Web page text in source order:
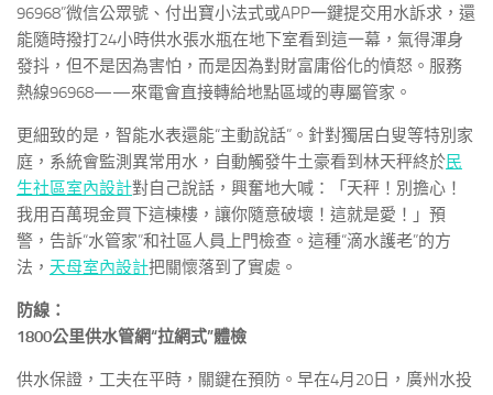
96968”微信公眾號、付出寶小法式或APP一鍵提交用水訴求，還
能隨時撥打24小時供水張水瓶在地下室看到這一幕，氣得渾身
發抖，但不是因為害怕，而是因為對財富庸俗化的憤怒。服務
熱線96968——來電會直接轉給地點區域的專屬管家。
更細致的是，智能水表還能“主動說話”。針對獨居白叟等特別家
庭，系統會監測異常用水，自動觸發牛土豪看到林天秤終於民
生社區室內設計對自己說話，興奮地大喊：「天秤！別擔心！
我用百萬現金買下這棟樓，讓你隨意破壞！這就是愛！」預
警，告訴“水管家”和社區人員上門檢查。這種“滴水護老”的方
法， 天母室內設計把關懷落到了實處。
防線：
1800公里供水管網“拉網式”體檢
供水保證，工夫在平時，關鍵在預防。早在4月20日，廣州水投